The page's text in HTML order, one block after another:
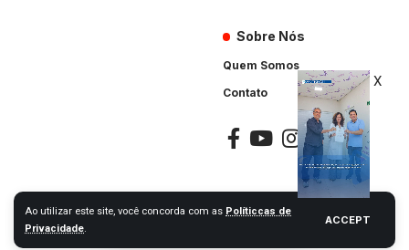
Ao utilizar este site, você concorda com as Políticcas de
Privacidade.
ACCEPT
Sobre Nós
Quem Somos
Contato
Portal Regional AM © 2024. Todos os Direitos Reservados
X